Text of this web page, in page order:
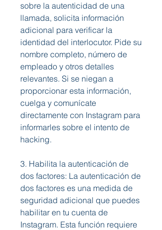
sobre la autenticidad de una
llamada, solicita información
adicional para verificar la
identidad del interlocutor. Pide su
nombre completo, número de
empleado y otros detalles
relevantes. Si se niegan a
proporcionar esta información,
cuelga y comunícate
directamente con Instagram para
informarles sobre el intento de
hacking.
3. Habilita la autenticación de
dos factores: La autenticación de
dos factores es una medida de
seguridad adicional que puedes
habilitar en tu cuenta de
Instagram. Esta función requiere